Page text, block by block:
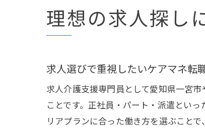
理想の求人探し
求人選びで重視したいケアマネ転
求人介護支援専門員として愛知県一宮
ことです。正社員・パート・派遣とい
リアプランに合った働き方を選ぶことで